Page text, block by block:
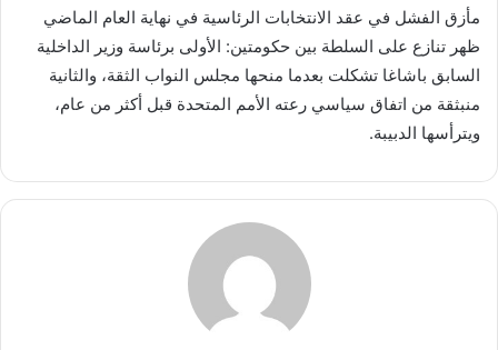
مأزق الفشل في عقد الانتخابات الرئاسية في نهاية العام الماضي
ظهر تنازع على السلطة بين حكومتين: الأولى برئاسة وزير الداخلية
السابق باشاغا تشكلت بعدما منحها مجلس النواب الثقة، والثانية
منبثقة من اتفاق سياسي رعته الأمم المتحدة قبل أكثر من عام،
ويترأسها الدبيبة.